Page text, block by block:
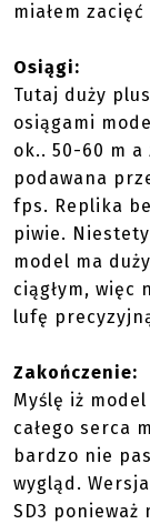
miałem
Osiągi:
Tutaj duży
osiągami
ok.. 50-60 m
podawana
fps. Replika
piwie.
model ma
ciągłym, więc
lufę
Zakończenie:
Myślę iż
całego serca
bardzo nie
wygląd.
SD3 ponieważ